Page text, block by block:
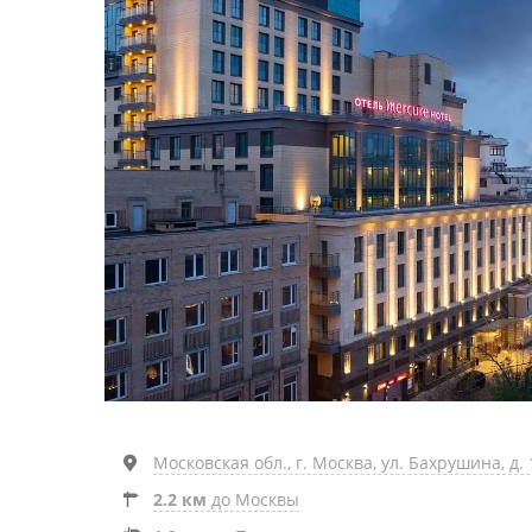
Московская обл., г. Москва, ул. Бахрушина, д.
2.2 км до Москвы